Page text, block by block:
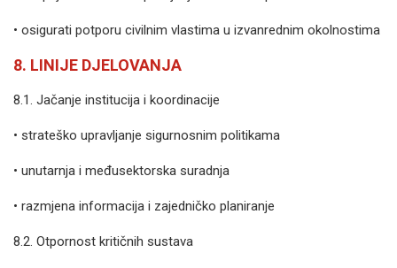
• osigurati potporu civilnim vlastima u izvanrednim okolnostima
8. LINIJE DJELOVANJA
8.1. Jačanje institucija i koordinacije
• strateško upravljanje sigurnosnim politikama
• unutarnja i međusektorska suradnja
• razmjena informacija i zajedničko planiranje
8.2. Otpornost kritičnih sustava